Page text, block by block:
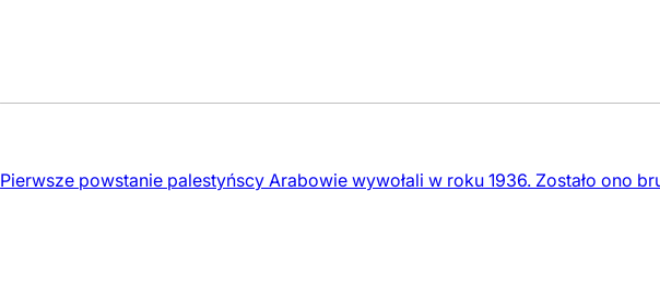
Pierwsze powstanie palestyńscy Arabowie wywołali w roku 1936. Zostało ono